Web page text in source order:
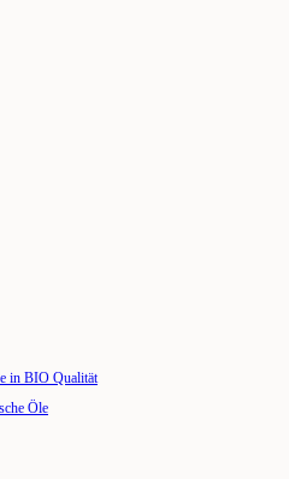
in BIO Qualität
Öle